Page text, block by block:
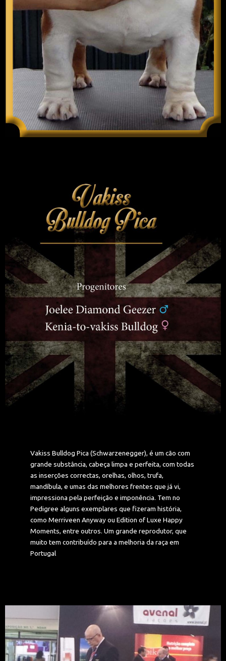
Vakiss Bulldog Pica (Schwarzenegger), é um cão com
grande substância, cabeça limpa e perfeita, com todas
as inserções correctas, orelhas, olhos, trufa,
mandíbula, e umas das melhores frentes que já vi,
impressiona pela perfeição e imponência. Tem no
Pedigree alguns exemplares que fizeram história,
como Merriveen Anyway ou Edition of Luxe Happy
Moments, entre outros. Um grande reprodutor, que
muito tem contribuído para a melhoria da raça em
Portugal